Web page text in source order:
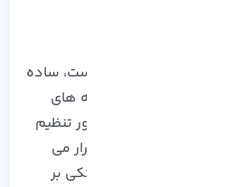
دارد:
برای آن انتخاب شده است، ساده
پهنای باند برای شبکه های
می باشد که به منظور تنظیم
میزان دانلود و Upload مشتریان مورد استفاده قرار می
گیرد. الزامی است که Simple Queue را به صورت تکی بر